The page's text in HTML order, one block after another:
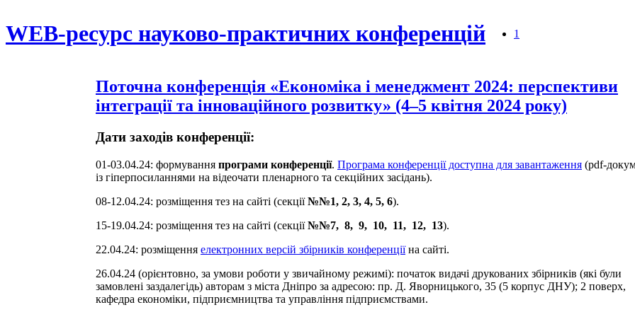
WEB-ресурс науково-практичних конференцій 1
Поточна конференція «Економіка і менеджмент 2024: перспективи
інтеграції та інноваційного розвитку» (4–5 квітня 2024 року)
Дати заходів конференції:
01-03.04.24: формування програми конференції. Програма конференції доступна для завантаження (pdf-
із гіперпосиланнями на відеочати пленарного та секційних засідань).
08-12.04.24: розміщення тез на сайті (секції№№1, 2, 3, 4, 5, 6).
15-19.04.24: розміщення тез на сайті (секції№№7, 8, 9, 10, 11, 12, 13).
22.04.24: розміщення електронних версій збірників конференціїна сайті.
26.04.24 (орієнтовно, за умови роботи у звичайному режимі): початок видачі друкованих збірників (які були
замовлені заздалегідь) авторам з міста Дніпро за адресою: пр. Д. Яворницького, 35 (5 корпус ДНУ); 2 поверх,
кафедра економіки, підприємництва та управління підприємствами.